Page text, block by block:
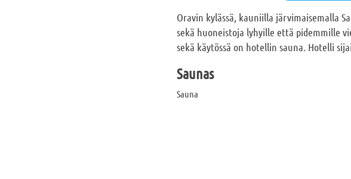
Oravin kylässä, kauniilla järvimaisemalla
sekä huoneistoja lyhyille että pidemmille
sekä käytössä on hotellin sauna. Hotelli
Saunas
Sauna